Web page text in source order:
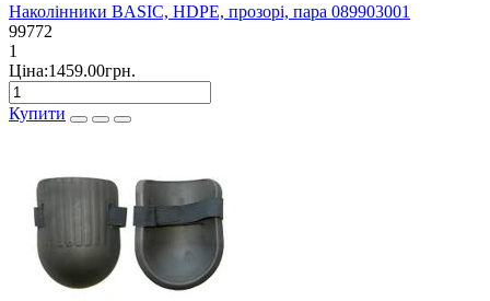
Наколінники BASIC, HDPE, прозорі, пара 089903001
99772
1
Ціна:1459.00грн.
Купити